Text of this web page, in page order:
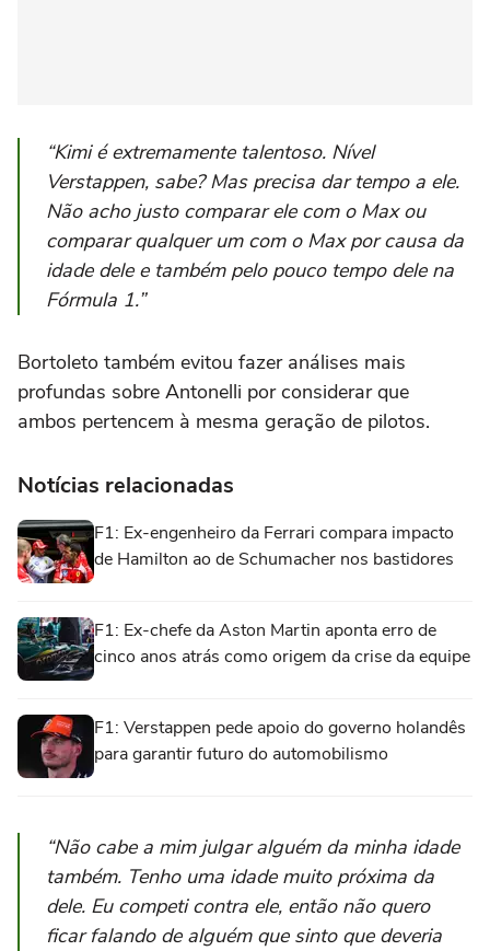
“Kimi é extremamente talentoso. Nível
Verstappen, sabe? Mas precisa dar tempo a ele.
Não acho justo comparar ele com o Max ou
comparar qualquer um com o Max por causa da
idade dele e também pelo pouco tempo dele na
Fórmula 1.”
Bortoleto também evitou fazer análises mais
profundas sobre Antonelli por considerar que
ambos pertencem à mesma geração de pilotos.
Notícias relacionadas
F1: Ex-engenheiro da Ferrari compara impacto
de Hamilton ao de Schumacher nos bastidores
F1: Ex-chefe da Aston Martin aponta erro de
cinco anos atrás como origem da crise da equipe
F1: Verstappen pede apoio do governo holandês
para garantir futuro do automobilismo
“Não cabe a mim julgar alguém da minha idade
também. Tenho uma idade muito próxima da
dele. Eu competi contra ele, então não quero
ficar falando de alguém que sinto que deveria